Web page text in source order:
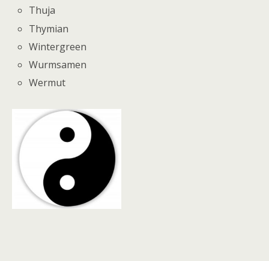
Thuja
Thymian
Wintergreen
Wurmsamen
Wermut